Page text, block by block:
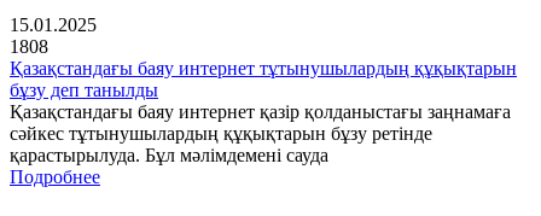
15.01.2025
1808
Қазақстандағы баяу интернет тұтынушылардың құқықтарын
бұзу деп танылды
Қазақстандағы баяу интернет қазір қолданыстағы заңнамаға
сәйкес тұтынушылардың құқықтарын бұзу ретінде
қарастырылуда. Бұл мәлімдемені сауда
Подробнее